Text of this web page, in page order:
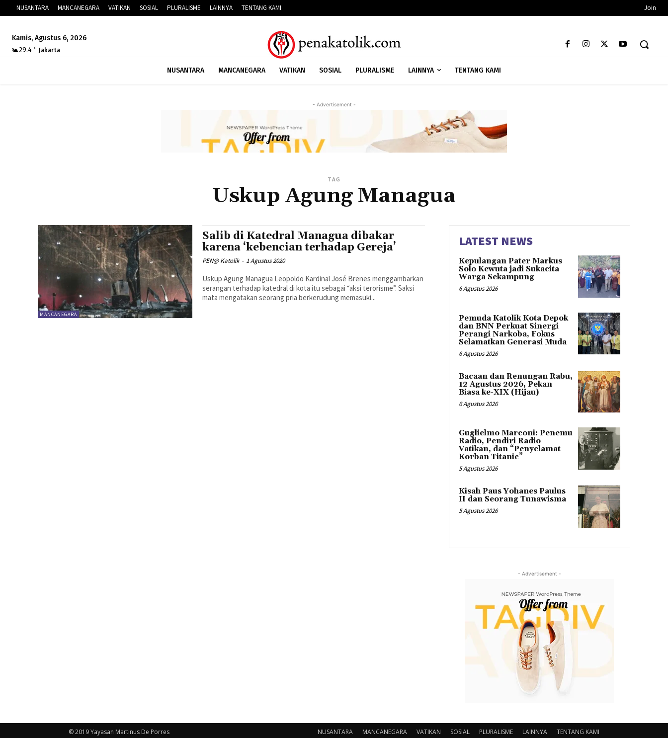
NUSANTARA MANCANEGARA VATIKAN SOSIAL PLURALISME LAINNYA TENTANG KAMI Join
Kamis, Agustus 6, 2026
29.4
C Jakarta
NUSANTARA MANCANEGARA VATIKAN SOSIAL PLURALISME LAINNYA TENTANG KAMI
- Advertisement -
TAG
Uskup Agung Managua
MANCANEGARA
Salib di Katedral Managua dibakar
karena ‘kebencian terhadap Gereja’
PEN@ Katolik - 1 Agustus 2020
Uskup Agung Managua Leopoldo Kardinal José Brenes menggambarkan
serangan terhadap katedral di kota itu sebagai “aksi terorisme”. Saksi
mata mengatakan seorang pria berkerudung memasuki...
LATEST NEWS
Kepulangan Pater Markus
Solo Kewuta jadi Sukacita
Warga Sekampung
6 Agustus 2026
Pemuda Katolik Kota Depok
dan BNN Perkuat Sinergi
Perangi Narkoba, Fokus
Selamatkan Generasi Muda
6 Agustus 2026
Bacaan dan Renungan Rabu,
12 Agustus 2026, Pekan
Biasa ke-XIX (Hijau)
6 Agustus 2026
Guglielmo Marconi: Penemu
Radio, Pendiri Radio
Vatikan, dan “Penyelamat
Korban Titanic”
5 Agustus 2026
Kisah Paus Yohanes Paulus
II dan Seorang Tunawisma
5 Agustus 2026
- Advertisement -
NUSANTARA MANCANEGARA VATIKAN SOSIAL PLURALISME LAINNYA TENTANG KAMI
© 2019 Yayasan Martinus De Porres